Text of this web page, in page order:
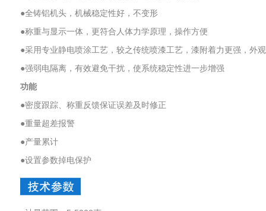
●全铸铝机头，机械稳定性好，不变形
●称重与显示一体，更符合人体力学原理，操作方便
●采用专业静电喷涂工艺，较之传统喷漆工艺，漆附着力更强，外
●强弱电隔离，有效避免干扰，使系统稳定性进一步增强
功能
●密度跟踪、称重反馈保证误差及时修正
●重量超差报警
●产量累计
●设置参数掉电保护